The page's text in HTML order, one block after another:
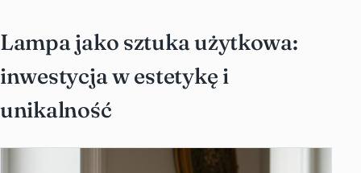
Lampa jako sztuka użytkowa:
inwestycja w estetykę i
unikalność